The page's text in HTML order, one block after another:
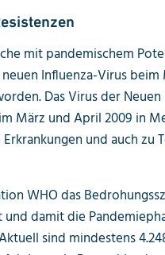
mit pandemischem
Influenza-Virus
Das Virus der Neuen
März und April 2009 in
und auch zu
WHO das
damit die
sind mindestens